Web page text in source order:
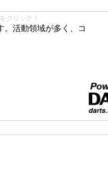
クリック！
。活動領域が多く、コ